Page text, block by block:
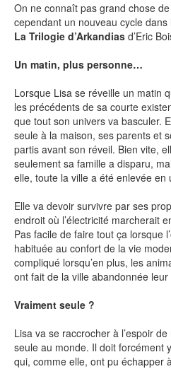
BD
LIVRE
ÉVÉNEMENTS
CONVENTION
SPECTACLE
DÉBAT
EMISSION
On ne connaît pas grand chose
cependant un nouveau cycle
La Trilogie d’Arkandias d’Eric
Un matin, plus personne…
Lorsque Lisa se réveille un matin
les précédents de sa courte
que tout son univers va basculer.
seule à la maison, ses parents et
partis avant son réveil. Bien vite,
seulement sa famille a disparu,
elle, toute la ville a été enlevée en
Elle va devoir survivre par ses
endroit où l’électricité marcherait
Pas facile de faire tout ça lorsque
habituée au confort de la vie
compliqué lorsqu’en plus, les
ont fait de la ville abandonnée
Vraiment seule ?
Lisa va se raccrocher à l’espoir
seule au monde. Il doit forcément
qui, comme elle, ont pu échapper